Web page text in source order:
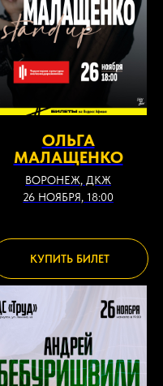
ОЛЬГА
МАЛАЩЕНКО
ВОРОНЕЖ, ДКЖ
26 НОЯБРЯ, 18:00
КУПИТЬ БИЛЕТ